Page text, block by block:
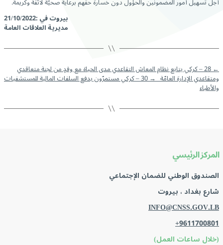
بيروت في :21/10/2022
مديرية العلاقات العامة
← 28 – كركي يتابع نظام المعاش التقاعدي مدى الحياة مع وفدٍ من لجنة متعاقدي
ومتقاعدي الإدارة العامّة→ 30 – كركي مستمرّون بدفع السلفات المالية للمستشفيات
والأطباء
المركز الرئيسي
الصندوق الوطني للضمان الإجتماعي
شارع بغداد ، بيروت
INFO@CNSS.GOV.LB
+9611700801
(خلال ساعات العمل)